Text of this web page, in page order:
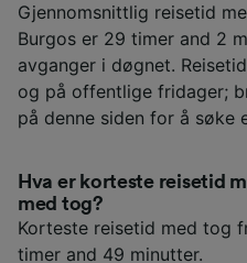
Gjennomsnittlig reisetid
Burgos er 29 timer and 2
avganger i døgnet.
og på offentlige fridager;
på denne siden for å søke
Hva er korteste reisetid
med tog?
Korteste reisetid med tog
timer and 49 minutter.